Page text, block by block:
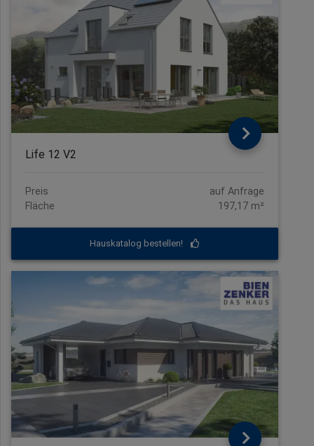
Life 12 V2
Preis
auf Anfrage
Fläche
197,17 m²
Hauskatalog bestellen!